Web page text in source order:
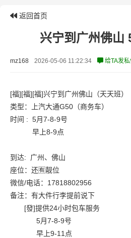
返回首页
兴宁到广州佛山
mz168 2026-05-06 11:22:34 给TA发
[福][福][福]兴宁到广州佛山（天天班）
类型：上汽大通G50（商务车）
时间 : 5月7-8-9号
早上8-9点
出发：坭
到达: 广州、佛山
座位：还🈶靓位
微信/电话：17818802956
备注：有大件行李提前说下
[發]提供24小时包车服务
5月7-8-9号
早上9-11点